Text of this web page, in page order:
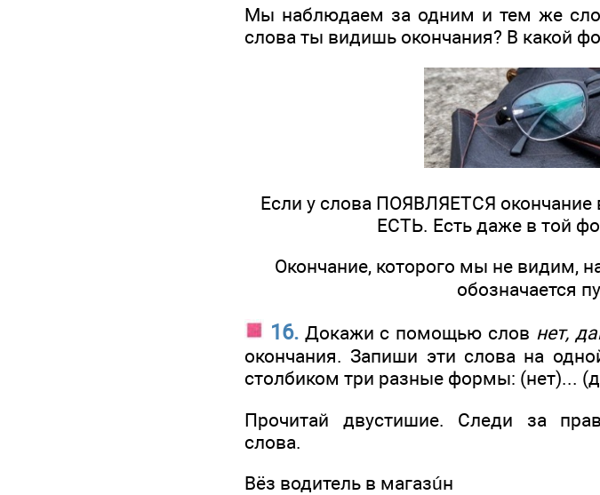
Мы наблюдаем за одним и тем же
слова ты видишь окончания? В какой
Если у слова ПОЯВЛЯЕТСЯ окончание
ЕСТЬ. Есть даже в той
Окончание, которого мы не
обозначается
16.Докажи с помощью слов нет,
окончания. Запиши эти слова на
столбиком три разные формы: (нет)...
Прочитай двустишие. Следи за
слова.
Вёз водитель в магазúн